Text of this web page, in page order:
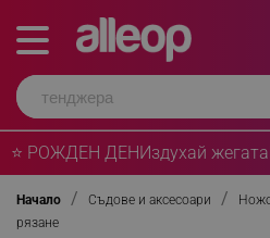
⭐ РОЖДЕН ДЕНИздухай жегата
Начало Съдове и аксесоари
рязане